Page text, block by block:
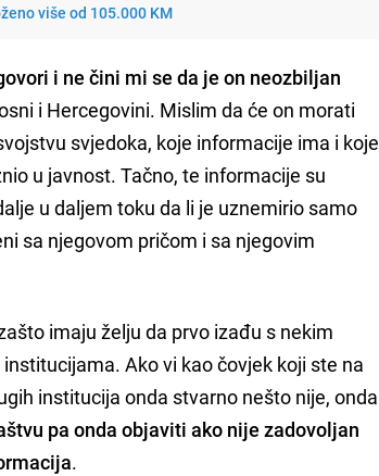
više od 105.000 KM
i ne čini mi se da je on neozbiljan
i Hercegovini. Mislim da će on morati
svjedoka, koje informacije ima i koje
u javnost. Tačno, te informacije su
u daljem toku da li je uznemirio samo
sa njegovom pričom i sa njegovim
imaju želju da prvo izađu s nekim
Ako vi kao čovjek koji ste na
institucija onda stvarno nešto nije, onda
pa onda objaviti ako nije zadovoljan
.